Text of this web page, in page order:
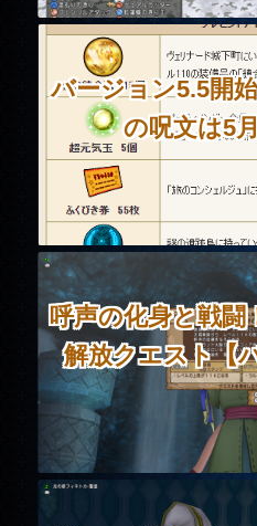
バージョン5.5開
の呪文は5
呼声の化身と戦闘
解放クエスト【